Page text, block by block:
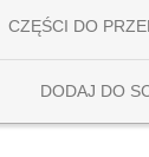
CZĘŚCI DO
DODAJ DO